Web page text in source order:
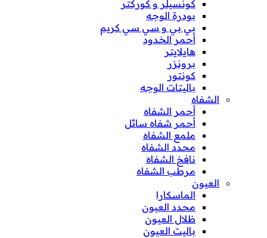
كونسيلر و كوركتر
بودرة الوجه
بي بي و سي سي كريم
أحمر الخدود
هايلايتر
برونزر
كونتور
باليتات الوجه
الشفاه
أحمر الشفاه
أحمر شفاه سائل
ملمع الشفاه
محدد الشفاه
نافخ الشفاه
مرطب الشفاه
العيون
الماسكارا
محدد العيون
ظلال العيون
باليت العيون